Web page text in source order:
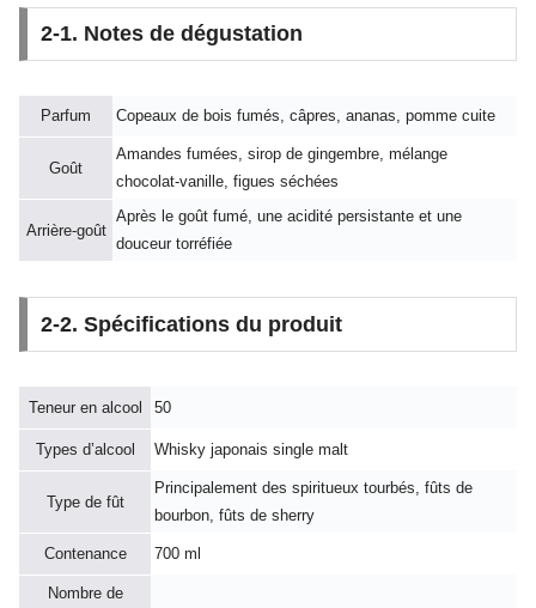
2-1. Notes de dégustation
Parfum Copeaux de bois fumés, câpres, ananas, pomme cuite
Goût
Amandes fumées, sirop de gingembre, mélange
chocolat-vanille, figues séchées
Arrière-goût
Après le goût fumé, une acidité persistante et une
douceur torréfiée
2-2. Spécifications du produit
Teneur en alcool 50
Types d’alcool Whisky japonais single malt
Type de fût
Principalement des spiritueux tourbés, fûts de
bourbon, fûts de sherry
Contenance 700 ml
Nombre de